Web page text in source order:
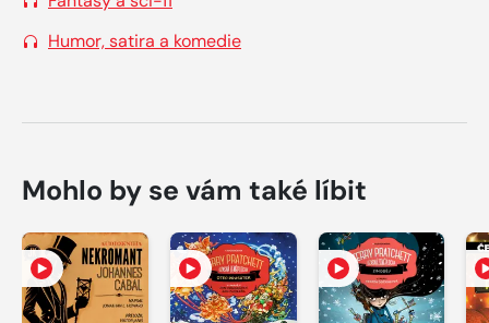
Humor, satira a komedie
Mohlo by se vám také líbit